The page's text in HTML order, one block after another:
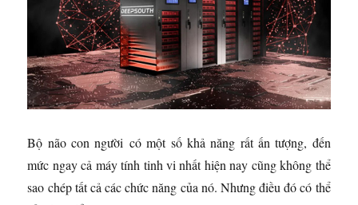
Bộ não con người có một số khả năng rất ấn tượng, đến
mức ngay cả máy tính tinh vi nhất hiện nay cũng không thể
sao chép tất cả các chức năng của nó. Nhưng điều đó có thể